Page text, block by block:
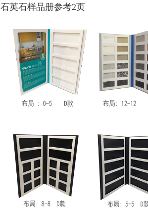
石英石样品册参考2页